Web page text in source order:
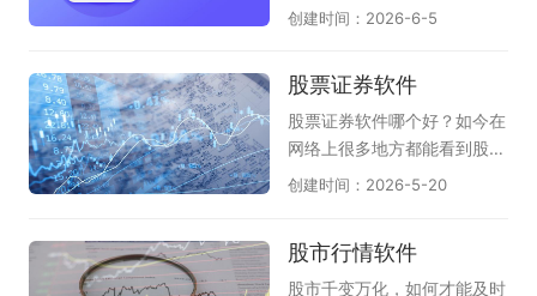
我们为您搜罗了多款最新、最
器。这些专为电脑端设计的浏
览器将AI深度融入每个操作，
能理解您的指令并自主完成任
如果你还没有使用，赶快在此
朋友千万不要错过，尽快下载
面全面收录了电脑端高效专业
有值得信赖的新型AI翻译助
手，它们是豆包、夸克、文小
言、腾讯元宝，内部都自带了
学习还是阅读外文文献，这里
翻译软件，提升效率。
净装机大师、小白一键重装系
装大师、小鱼一键重装系统工
具等多款实用工具，软件纯净
度高、适配性强，支持全自动
智能装机、驱动适配、系统还
甄选靠谱的电脑重装系统工
具。
创建时间：2026-6-5
股票证券软件
股票证券软件哪个好？如今在
网络上很多地方都能看到股票
证券的话题，的确近几年股市
的形势也在不断波动，随时掌
握当前动向就非常重要了，但
创建时间：2026-5-20
股市行情软件
股市千变万化，如何才能及时